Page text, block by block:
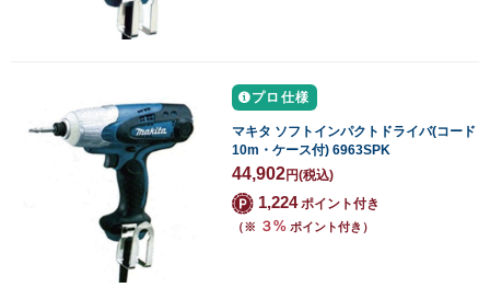
プロ仕様
マキタ ソフトインパクトドライバ(コード
10m・ケース付) 6963SPK
44,902円(税込)
1,224ポイント付き
（※ ３% ポイント付き）